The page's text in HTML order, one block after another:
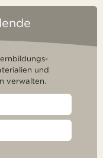
und
verwalten.